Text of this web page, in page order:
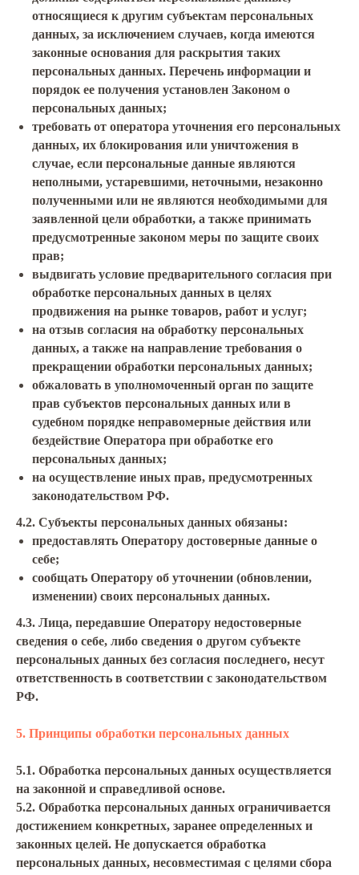
относящиеся к другим субъектам персональных
данных, за исключением случаев, когда имеются
законные основания для раскрытия таких
персональных данных. Перечень информации и
порядок ее получения установлен Законом о
персональных данных;
требовать от оператора уточнения его персональных
данных, их блокирования или уничтожения в
случае, если персональные данные являются
неполными, устаревшими, неточными, незаконно
полученными или не являются необходимыми для
заявленной цели обработки, а также принимать
предусмотренные законом меры по защите своих
прав;
выдвигать условие предварительного согласия при
обработке персональных данных в целях
продвижения на рынке товаров, работ и услуг;
на отзыв согласия на обработку персональных
данных, а также на направление требования о
прекращении обработки персональных данных;
обжаловать в уполномоченный орган по защите
прав субъектов персональных данных или в
судебном порядке неправомерные действия или
бездействие Оператора при обработке его
персональных данных;
на осуществление иных прав, предусмотренных
законодательством РФ.
4.2. Субъекты персональных данных обязаны:
предоставлять Оператору достоверные данные о
себе;
сообщать Оператору об уточнении (обновлении,
изменении) своих персональных данных.
4.3. Лица, передавшие Оператору недостоверные
сведения о себе, либо сведения о другом субъекте
персональных данных без согласия последнего, несут
ответственность в соответствии с законодательством
РФ.
5. Принципы обработки персональных данных
5.1. Обработка персональных данных осуществляется
на законной и справедливой основе.
5.2. Обработка персональных данных ограничивается
достижением конкретных, заранее определенных и
законных целей. Не допускается обработка
персональных данных, несовместимая с целями сбора